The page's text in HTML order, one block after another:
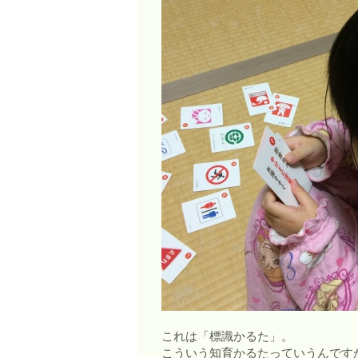
これは「標識かるた」。
こういう知育かるたっていうんです